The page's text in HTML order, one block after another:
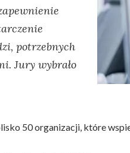
potrzebnych
Jury wybrało
50 organizacji, które